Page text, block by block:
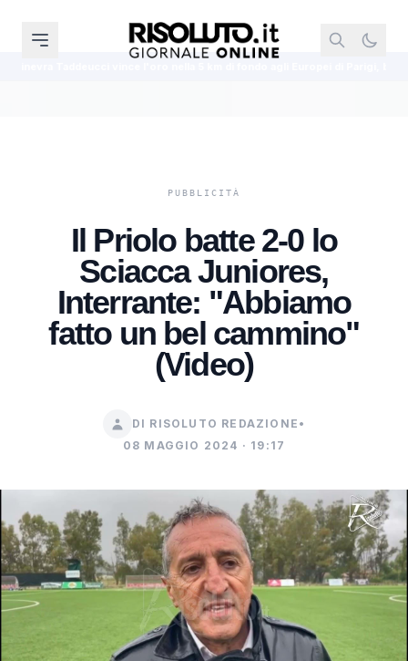
Il Priolo batte 2-0 lo
Sciacca Juniores,
Interrante: "Abbiamo
fatto un bel cammino"
(Video)
DI RISOLUTO REDAZIONE •
08 MAGGIO 2024 · 19:17